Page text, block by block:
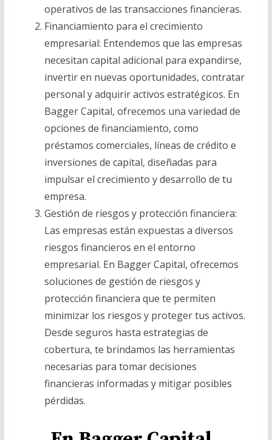
operativos de las transacciones financieras.
Financiamiento para el crecimiento
empresarial: Entendemos que las empresas
necesitan capital adicional para expandirse,
invertir en nuevas oportunidades, contratar
personal y adquirir activos estratégicos. En
Bagger Capital, ofrecemos una variedad de
opciones de financiamiento, como
préstamos comerciales, líneas de crédito e
inversiones de capital, diseñadas para
impulsar el crecimiento y desarrollo de tu
empresa.
Gestión de riesgos y protección financiera:
Las empresas están expuestas a diversos
riesgos financieros en el entorno
empresarial. En Bagger Capital, ofrecemos
soluciones de gestión de riesgos y
protección financiera que te permiten
minimizar los riesgos y proteger tus activos.
Desde seguros hasta estrategias de
cobertura, te brindamos las herramientas
necesarias para tomar decisiones
financieras informadas y mitigar posibles
pérdidas.